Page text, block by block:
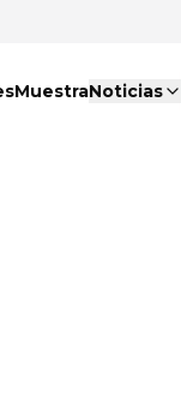
MuestraNoticias